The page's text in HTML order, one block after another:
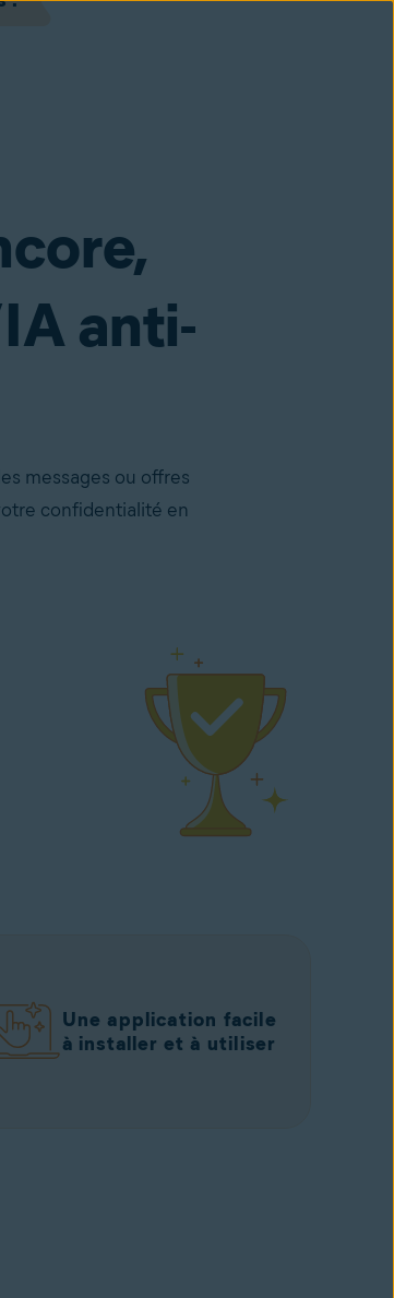
anti-
messages ou offres
confidentialité en
Une application facile
à installer et à utiliser